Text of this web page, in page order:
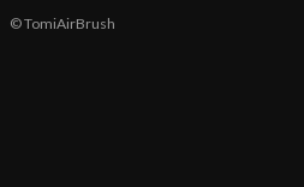
© TomiAirBrush